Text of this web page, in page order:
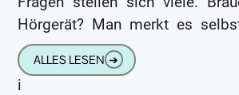
Hörgerät? Man merkt es
nicht Unser Gehör
ALLES LESEN ➔
i